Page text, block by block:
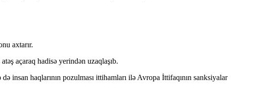
axtarır.
açaraq hadisə yerindən uzaqlaşıb.
insan haqlarının pozulması ittihamları ilə Avropa İttifaqının sanksiyalar